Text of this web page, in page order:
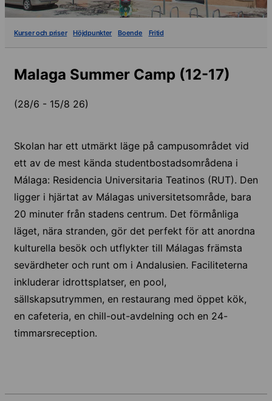
Kurser och priser Höjdpunkter Boende Fritid
Malaga Summer Camp (12-17)
(28/6 - 15/8 26)
Skolan har ett utmärkt läge på campusområdet vid
ett av de mest kända studentbostadsområdena i
Málaga: Residencia Universitaria Teatinos (RUT). Den
ligger i hjärtat av Málagas universitetsområde, bara
20 minuter från stadens centrum. Det förmånliga
läget, nära stranden, gör det perfekt för att anordna
kulturella besök och utflykter till Málagas främsta
sevärdheter och runt om i Andalusien. Faciliteterna
inkluderar idrottsplatser, en pool,
sällskapsutrymmen, en restaurang med öppet kök,
en cafeteria, en chill-out-avdelning och en 24-
timmarsreception.